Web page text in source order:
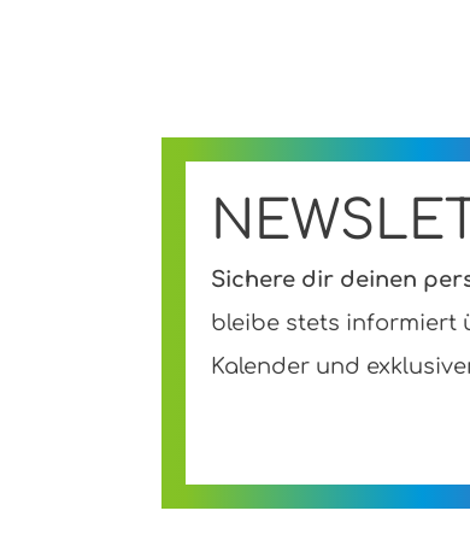
Sichere dir deinen
bleibe stets informiert
Kalender und